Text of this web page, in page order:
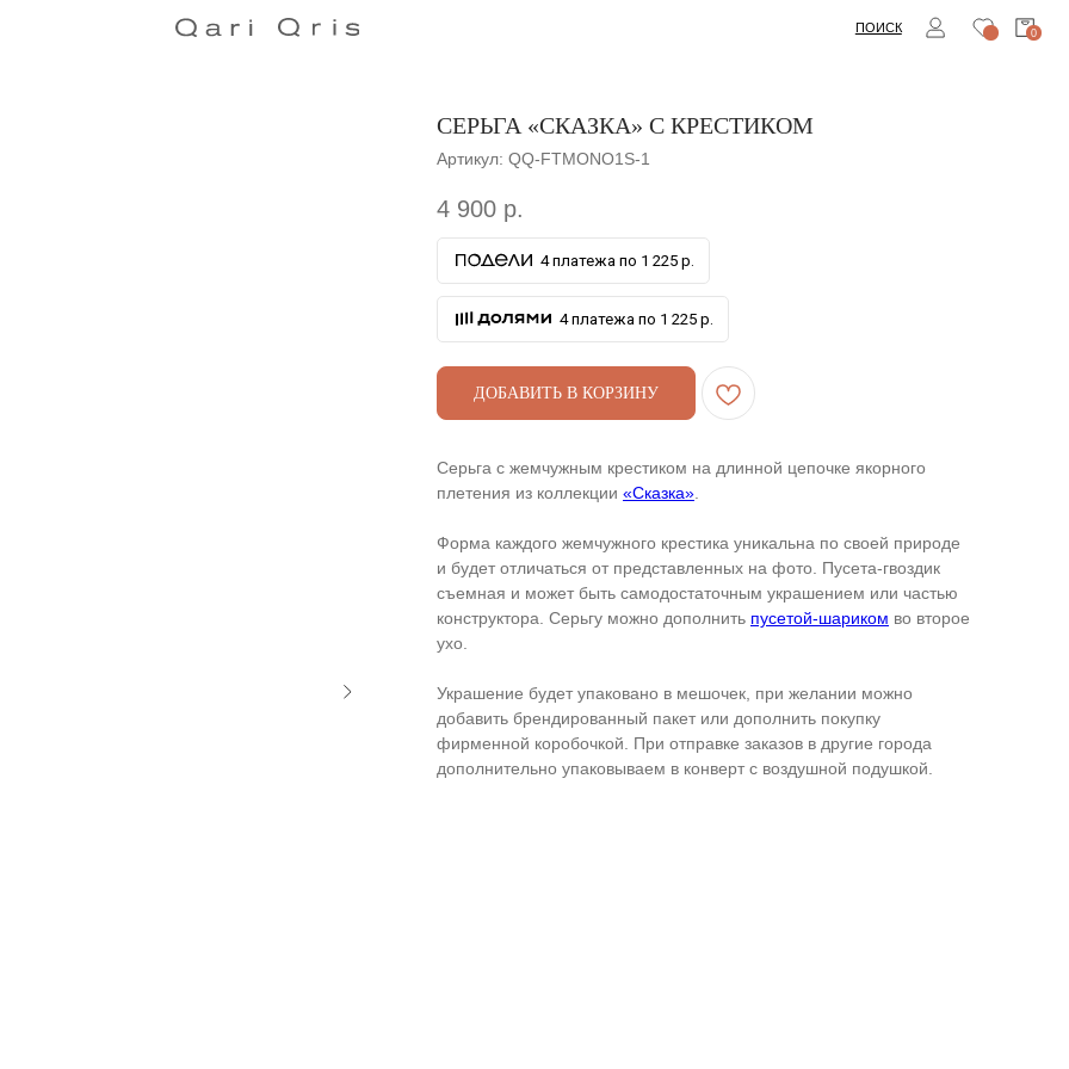
0
СЕРЬГА «СКАЗКА» С КРЕСТИКОМ
Артикул: QQ-FTMONO1S-1
4 900 р.
4 платежа по 1 225 р.
4 платежа по 1 225 р.
ДОБАВИТЬ В КОРЗИНУ
Серьга с жемчужным крестиком на длинной цепочке якорного
плетения из коллекции «Сказка»
Форма каждого жемчужного крестика уникальна по своей природе
и будет отличаться от представленных на фото. Пусета-гвоздик
съемная и может быть самодостаточным украшением или частью
конструктора. Серьгу можно дополнить пусетой-шариком во второе
ухо.
Украшение будет упаковано в мешочек, при желании можно
добавить брендированный пакет или дополнить покупку
фирменной коробочкой. При отправке заказов в другие города
дополнительно упаковываем в конверт с воздушной подушкой.